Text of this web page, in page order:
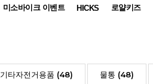
미소바이크 이벤트 HICKS 로얄키즈
기타자전거용품 (48) 물통 (48)